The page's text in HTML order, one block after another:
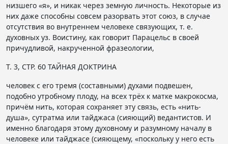
низшего «я», и никак через земную личность. Некоторые из
них даже способны совсем разорвать этот союз, в случае
отсутствия во внутреннем человеке связующих, т. е.
духовных уз. Воистину, как говорит Парацельс в своей
причудливой, накрученной фразеологии,
Т. 3, СТР. 60 ТАЙНАЯ ДОКТРИНА
человек с его тремя (составными) духами подвешен,
подобно утробному плоду, на всех трёх к матке макрокосма,
причём нить, которая сохраняет эту связь, есть «нить-
душа», сутратма или тайджаса (сияющий) ведантистов. И
именно благодаря этому духовному и разумному началу в
человеке или тайджасе (сияющему, «поскольку у него есть